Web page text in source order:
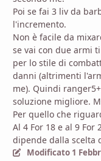
Poi se fai 3 liv da
l'incremento.
Non è facile da
se vai con due armi
per lo stile di
danni (altrimenti
me). Quindi
soluzione migliore.
Per quello che
Al 4 For 18 e al 9
dipende dalla scelta
Modificato 1